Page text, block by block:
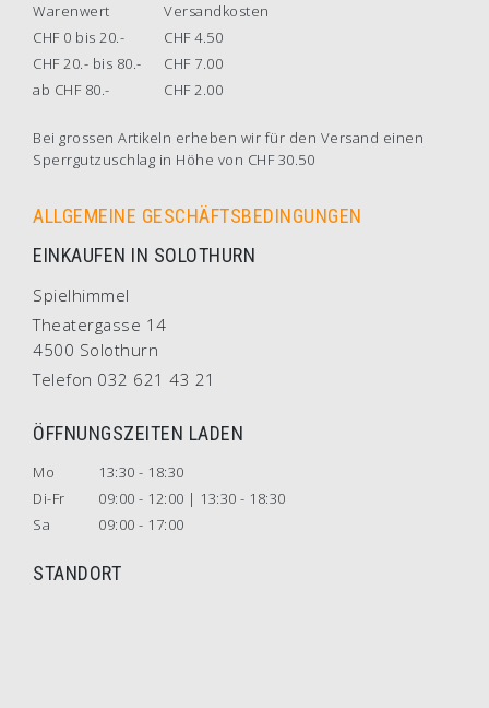
Warenwert
Versandkosten
CHF 0 bis 20.-
CHF 4.50
CHF 20.- bis 80.-
CHF 7.00
ab CHF 80.-
CHF 2.00
Bei grossen Artikeln erheben wir für den Versand einen
Sperrgutzuschlag in Höhe von CHF 30.50
ALLGEMEINE GESCHÄFTSBEDINGUNGEN
EINKAUFEN IN SOLOTHURN
Spielhimmel
Theatergasse 14
4500 Solothurn
Telefon 032 621 43 21
ÖFFNUNGSZEITEN LADEN
Mo
13:30 - 18:30
Di-Fr
09:00 - 12:00 | 13:30 - 18:30
Sa
09:00 - 17:00
STANDORT